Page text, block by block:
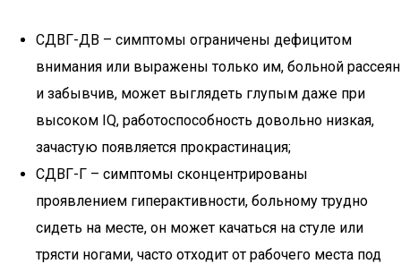
СДВГ-ДВ – симптомы ограничены дефицитом
внимания или выражены только им, больной рассеян
и забывчив, может выглядеть глупым даже при
высоком IQ, работоспособность довольно низкая,
зачастую появляется прокрастинация;
СДВГ-Г – симптомы сконцентрированы
проявлением гиперактивности, больному трудно
сидеть на месте, он может качаться на стуле или
трясти ногами, часто отходит от рабочего места под